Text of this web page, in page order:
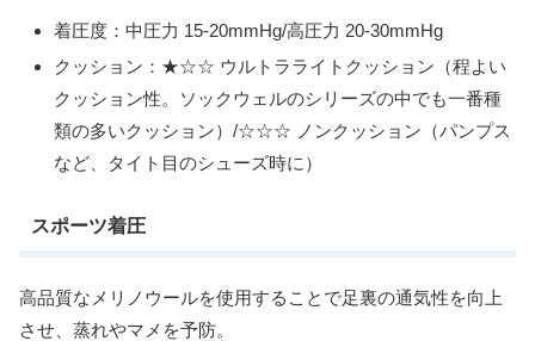
着圧度：中圧力 15-20mmHg/高圧力 20-30mmHg
クッション：★☆☆ ウルトラライトクッション（程よい
クッション性。ソックウェルのシリーズの中でも一番種
類の多いクッション）/☆☆☆ ノンクッション（パンプス
など、タイト目のシューズ時に）
スポーツ着圧
高品質なメリノウールを使用することで足裏の通気性を向上
させ、蒸れやマメを予防。